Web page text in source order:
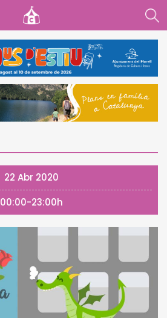
22 Abr 2020
00:00-23:00h